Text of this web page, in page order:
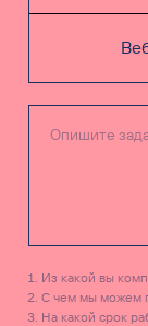
Из какой вы
С чем мы можем
На какой срок